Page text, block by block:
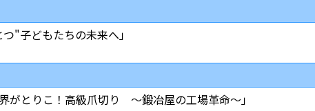
"子どもたちの未来へ」
とりこ！高級爪切り ～鍛冶屋の工場革命～」